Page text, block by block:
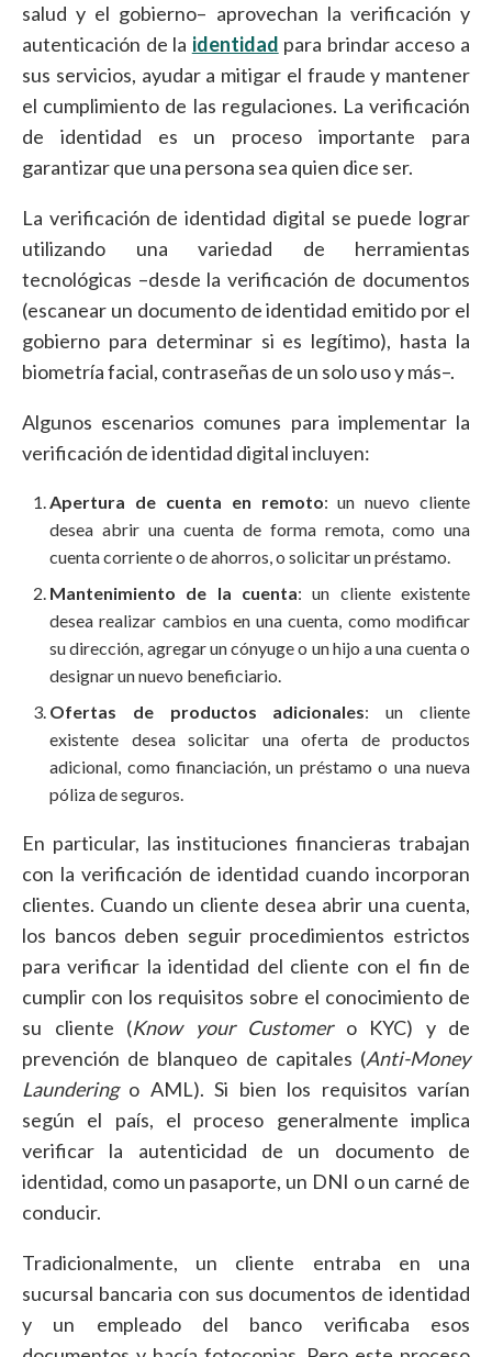
salud y el gobierno– aprovechan la verificación y
autenticación de la identidad para brindar acceso a
sus servicios, ayudar a mitigar el fraude y mantener
el cumplimiento de las regulaciones. La verificación
de identidad es un proceso importante para
garantizar que una persona sea quien dice ser.
La verificación de identidad digital se puede lograr
utilizando una variedad de herramientas
tecnológicas –desde la verificación de documentos
(escanear un documento de identidad emitido por el
gobierno para determinar si es legítimo), hasta la
biometría facial, contraseñas de un solo uso y más–.
Algunos escenarios comunes para implementar la
verificación de identidad digital incluyen:
Apertura de cuenta en remoto: un nuevo cliente
desea abrir una cuenta de forma remota, como una
cuenta corriente o de ahorros, o solicitar un préstamo.
Mantenimiento de la cuenta: un cliente existente
desea realizar cambios en una cuenta, como modificar
su dirección, agregar un cónyuge o un hijo a una cuenta o
designar un nuevo beneficiario.
Ofertas de productos adicionales: un cliente
existente desea solicitar una oferta de productos
adicional, como financiación, un préstamo o una nueva
póliza de seguros.
En particular, las instituciones financieras trabajan
con la verificación de identidad cuando incorporan
clientes. Cuando un cliente desea abrir una cuenta,
los bancos deben seguir procedimientos estrictos
para verificar la identidad del cliente con el fin de
cumplir con los requisitos sobre el conocimiento de
su cliente (Know your Customero KYC) y de
prevención de blanqueo de capitales (Anti-Money
Launderingo AML). Si bien los requisitos varían
según el país, el proceso generalmente implica
verificar la autenticidad de un documento de
identidad, como un pasaporte, un DNI o un carné de
conducir.
Tradicionalmente, un cliente entraba en una
sucursal bancaria con sus documentos de identidad
y un empleado del banco verificaba esos